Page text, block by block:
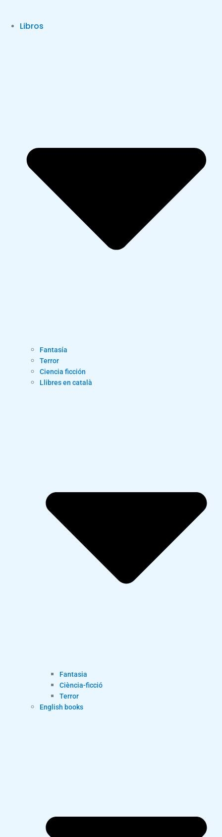
Libros
Fantasía
Terror
Ciencia ficción
Llibres en català
Fantasia
Ciència-ficció
Terror
English books